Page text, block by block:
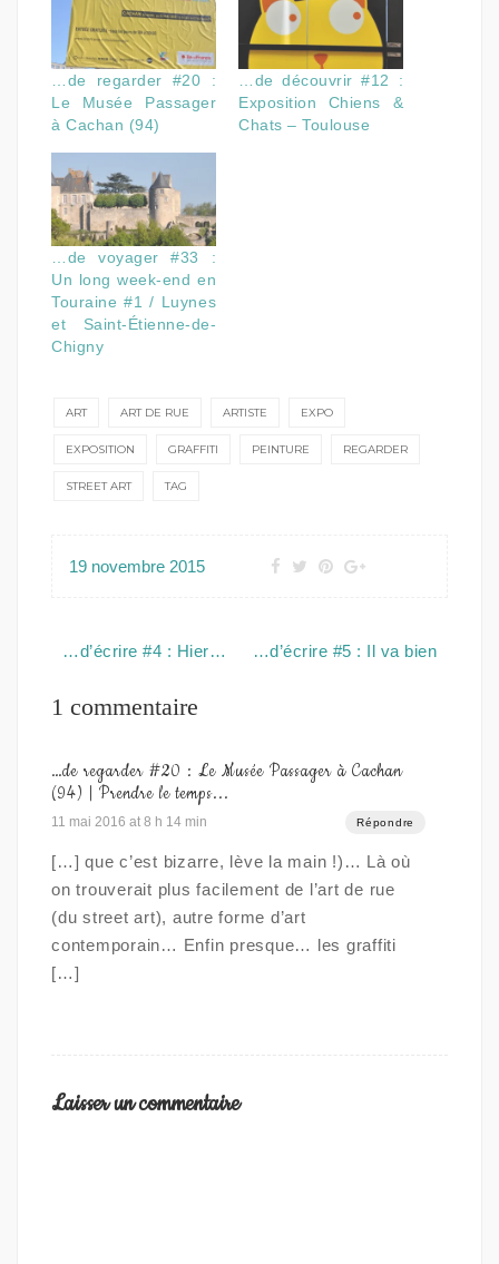
…de regarder #20 :
Le Musée Passager
à Cachan (94)
…de découvrir #12 :
Exposition Chiens &
Chats – Toulouse
…de voyager #33 :
Un long week-end en
Touraine #1 / Luynes
et Saint-Étienne-de-
Chigny
ART ART DE RUE ARTISTE EXPO
EXPOSITION GRAFFITI PEINTURE REGARDER
STREET ART TAG
19 novembre 2015
Navigation
l’article
…d’écrire #4 : Hier… …d’écrire #5 : Il va bien
1 commentaire
…de regarder #20 : Le Musée Passager à Cachan
(94) | Prendre le temps...
11 mai 2016 at 8 h 14 min Répondre
[…] que c’est bizarre, lève la main !)… Là où
on trouverait plus facilement de l’art de rue
(du street art), autre forme d’art
contemporain… Enfin presque… les graffiti
[…]
Laisser un commentaire